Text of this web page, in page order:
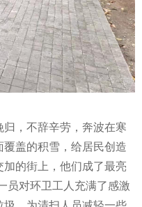
，不辞辛劳，奔波在寒
盖的积雪，给居民创造
的街上，他们成了最亮
员对环卫工人充满了感激